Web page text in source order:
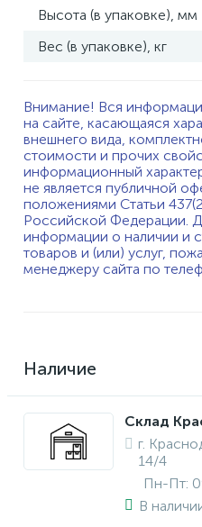
Высота (в упаковке), мм
Вес (в упаковке), кг
Внимание! Вся
на сайте, касающаяся
внешнего вида,
стоимости и прочих
информационный
не является публичной
положениями Статьи
Российской Федерации.
информации о наличии и
товаров и (или) услуг,
менеджеру сайта по
Наличие
Склад
г.
14/4
Пн-Пт:
В